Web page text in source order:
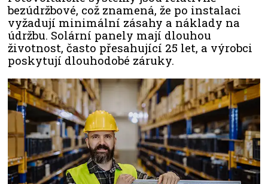
bezúdržbové, což znamená, že po instalaci
vyžadují minimální zásahy a náklady na
údržbu. Solární panely mají dlouhou
životnost, často přesahující 25 let, a výrobci
poskytují dlouhodobé záruky.